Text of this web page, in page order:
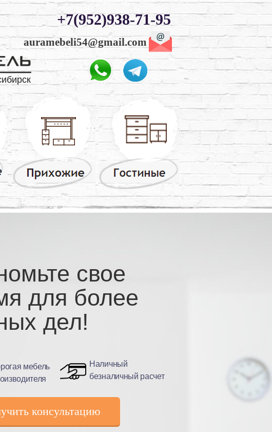
auramebeli54@gmail.com
консультацию
+7(952)938-71-95
свое
для более
дел!
Наличный
безналичный расчет
мебель